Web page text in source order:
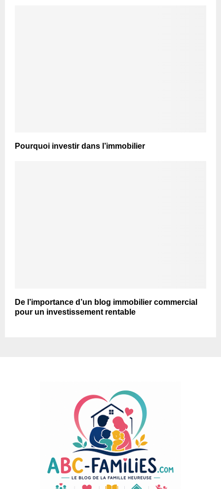
Pourquoi investir dans l’immobilier
De l’importance d’un blog immobilier commercial
pour un investissement rentable